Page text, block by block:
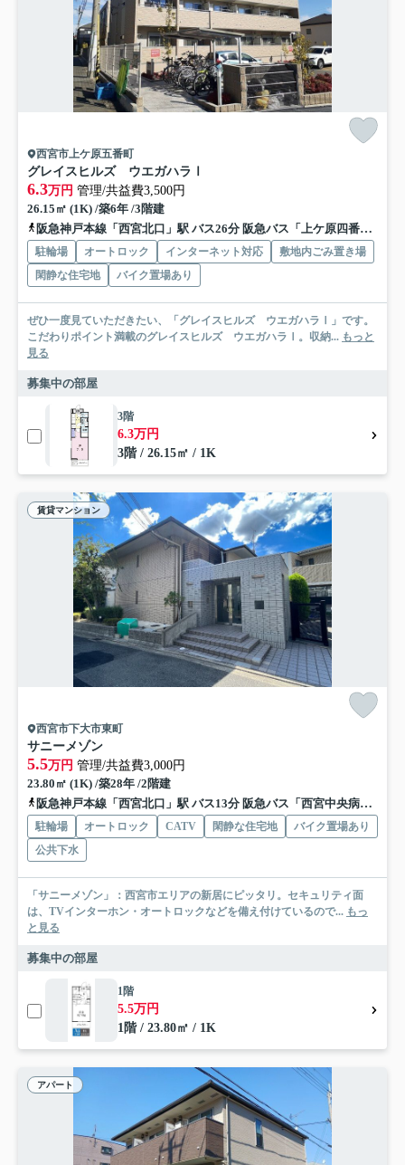
西宮市上ケ原五番町
グレイスヒルズ ウエガハラⅠ
6.3万円 管理/共益費3,500円
26.15㎡ (1K) /築6年 /3階建
阪急神戸本線「西宮北口」駅 バス26分 阪急バス「上ケ原四番町」 停歩3分
駐輪場 オートロック インターネット対応
敷地内ごみ置き場
閑静な住宅地
バイク置場あり
ぜひ一度見ていただきたい、「グレイスヒルズ ウエガハラⅠ」です。
こだわりポイント満載のグレイスヒルズ ウエガハラⅠ。収納... もっと
見る
募集中の部屋
3階
6.3万円
3階 / 26.15㎡ / 1K
賃貸マンション
西宮市下大市東町
サニーメゾン
5.5万円 管理/共益費3,000円
23.80㎡ (1K) /築28年 /2階建
阪急神戸本線「西宮北口」駅 バス13分 阪急バス「西宮中央病院前」 停歩6分
駐輪場 オートロック CATV 閑静な住宅地
バイク置場あり
公共下水
「サニーメゾン」：西宮市エリアの新居にピッタリ。セキュリティ面
は、TVインターホン・オートロックなどを備え付けているので... もっ
と見る
募集中の部屋
1階
5.5万円
1階 / 23.80㎡ / 1K
アパート